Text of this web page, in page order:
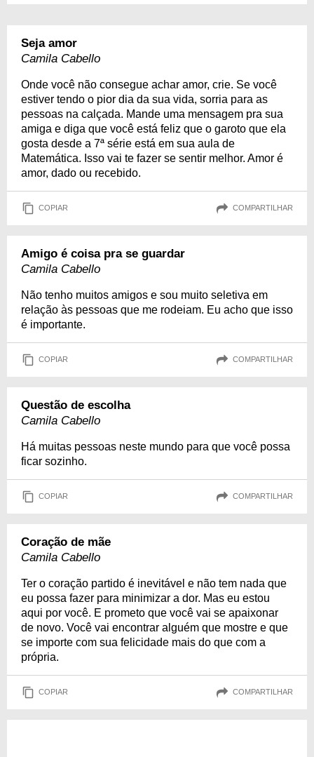
Seja amor
Camila Cabello
Onde você não consegue achar amor, crie. Se você
estiver tendo o pior dia da sua vida, sorria para as
pessoas na calçada. Mande uma mensagem pra sua
amiga e diga que você está feliz que o garoto que ela
gosta desde a 7ª série está em sua aula de
Matemática. Isso vai te fazer se sentir melhor. Amor é
amor, dado ou recebido.
COPIAR COMPARTILHAR
Amigo é coisa pra se guardar
Camila Cabello
Não tenho muitos amigos e sou muito seletiva em
relação às pessoas que me rodeiam. Eu acho que isso
é importante.
COPIAR COMPARTILHAR
Questão de escolha
Camila Cabello
Há muitas pessoas neste mundo para que você possa
ficar sozinho.
COPIAR COMPARTILHAR
Coração de mãe
Camila Cabello
Ter o coração partido é inevitável e não tem nada que
eu possa fazer para minimizar a dor. Mas eu estou
aqui por você. E prometo que você vai se apaixonar
de novo. Você vai encontrar alguém que mostre e que
se importe com sua felicidade mais do que com a
própria.
COPIAR COMPARTILHAR